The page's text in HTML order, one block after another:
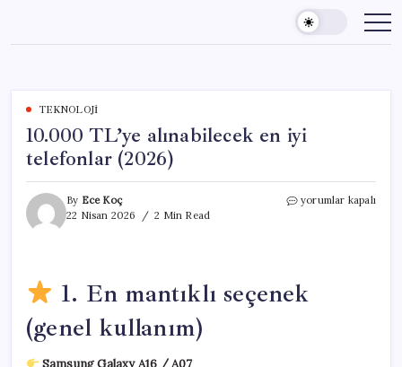
content
TEKNOLOJI
10.000 TL’ye alınabilecek en iyi
telefonlar (2026)
By Ece Koç
22 Nisan 2026
2 Min Read
10.000
(2026)
için
yorumlar kapalı
1. En mantıklı seçenek
(genel kullanım)
Samsung Galaxy A16 / A07